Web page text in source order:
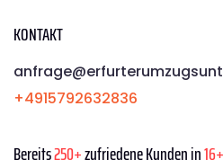
KONTAKT
+4915792632836
Bereits250+zufriedene Kunden in16+